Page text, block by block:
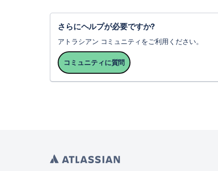
さらにヘルプが必要ですか?
アトラシアン コミュニティをご利用ください。
コミュニティに質問